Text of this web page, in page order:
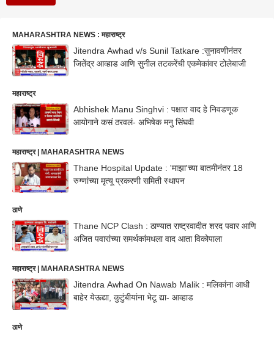
MAHARASHTRA NEWS : महाराष्ट्र
Jitendra Awhad v/s Sunil Tatkare :सुनावणीनंतर
जितेंद्र आव्हाड आणि सुनील तटकरेंची एकमेकांवर टोलेबाजी
महाराष्ट्र
Abhishek Manu Singhvi : पक्षात वाद हे निवडणूक
आयोगाने कसं ठरवलं- अभिषेक मनु सिंघवी
महाराष्ट्र | MAHARASHTRA NEWS
Thane Hospital Update : 'माझा'च्या बातमीनंतर 18
रुग्णांच्या मृत्यू प्रकरणी समिती स्थापन
ठाणे
Thane NCP Clash : ठाण्यात राष्ट्रवादीत शरद पवार आणि
अजित पवारांच्या समर्थकांमधला वाद आता विकोपाला
महाराष्ट्र | MAHARASHTRA NEWS
Jitendra Awhad On Nawab Malik : मलिकांना आधी
बाहेर येऊद्या, कुटुंबीयांना भेटू द्या- आव्हाड
ठाणे